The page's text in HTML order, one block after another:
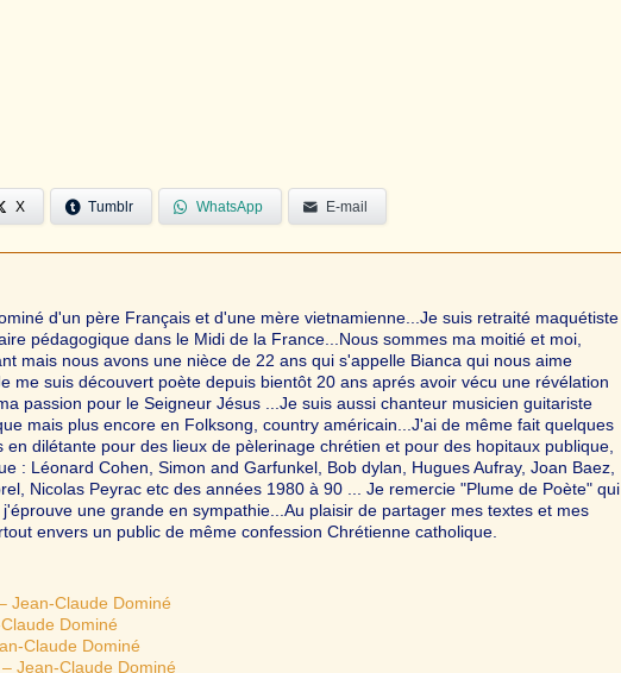
X Tumblr WhatsApp E-mail
d'un père Français et d'une mère vietnamienne...Je suis retraité maquétiste
pédagogique dans le Midi de la France...Nous sommes ma moitié et moi,
mais nous avons une nièce de 22 ans qui s'appelle Bianca qui nous aime
me suis découvert poète depuis bientôt 20 ans aprés avoir vécu une révélation
passion pour le Seigneur Jésus ...Je suis aussi chanteur musicien guitariste
mais plus encore en Folksong, country américain...J'ai de même fait quelques
dilétante pour des lieux de pèlerinage chrétien et pour des hopitaux publique,
: Léonard Cohen, Simon and Garfunkel, Bob dylan, Hugues Aufray, Joan Baez,
Nicolas Peyrac etc des années 1980 à 90 ... Je remercie "Plume de Poète" qui
une grande en sympathie...Au plaisir de partager mes textes et mes
envers un public de même confession Chrétienne catholique.
Jean-Claude Dominé
Dominé
Claude Dominé
Jean-Claude Dominé